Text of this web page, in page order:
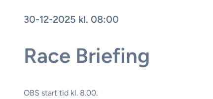
30-12-2025 kl. 08:00
Race Briefing
OBS start tid kl. 8.00.